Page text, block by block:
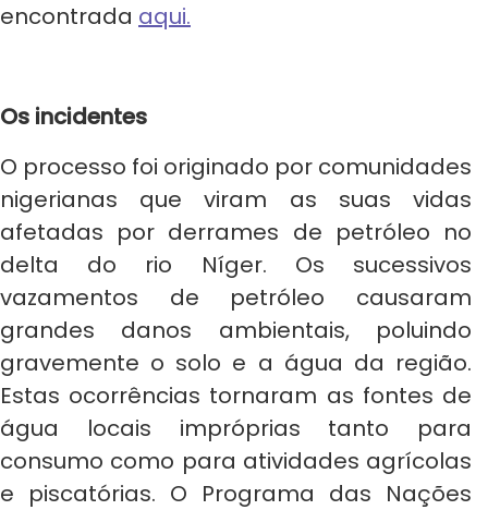
encontrada aqui.
Os incidentes
O processo foi originado por comunidades
nigerianas que viram as suas vidas
afetadas por derrames de petróleo no
delta do rio Níger. Os sucessivos
vazamentos de petróleo causaram
grandes danos ambientais, poluindo
gravemente o solo e a água da região.
Estas ocorrências tornaram as fontes de
água locais impróprias tanto para
consumo como para atividades agrícolas
e piscatórias. O Programa das Nações